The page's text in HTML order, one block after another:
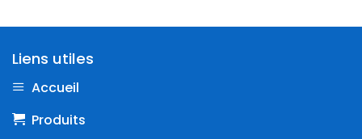
Liens utiles
Accueil
Produits